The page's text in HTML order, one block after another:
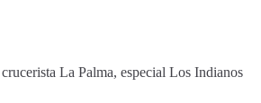
La Palma, especial Los Indianos